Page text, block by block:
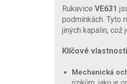
Rukavice VE631
podmínkách. Tyto
jiných kapalin, což
Klíčové vlastnosti
Mechanická